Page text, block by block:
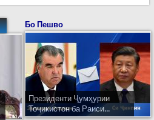
Бо Пешво
Президенти Ҷумҳурии
Тоҷикистон ба Раиси...